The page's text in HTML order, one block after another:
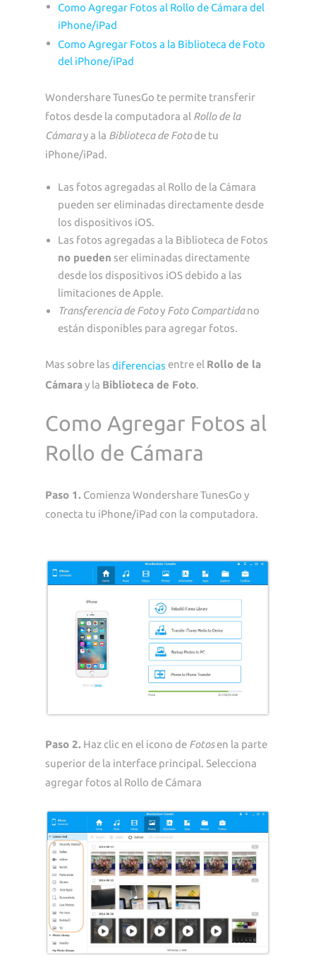
Como Agregar Fotos al Rollo de Cámara del
iPhone/iPad
Como Agregar Fotos a la Biblioteca de Foto
del iPhone/iPad
Wondershare TunesGo te permite transferir
fotos desde la computadora al Rollo de la
Cámaray a la Biblioteca de Fotode tu
iPhone/iPad.
Las fotos agregadas al Rollo de la Cámara
pueden ser eliminadas directamente desde
los dispositivos iOS.
Las fotos agregadas a la Biblioteca de Fotos
no pueden ser eliminadas directamente
desde los dispositivos iOS debido a las
limitaciones de Apple.
Transferencia de Fotoy Foto Compartidano
están disponibles para agregar fotos.
Mas sobre las diferencias entre el Rollo de la
Cámaray la Biblioteca de Foto.
Como Agregar Fotos al
Rollo de Cámara
Paso 1. Comienza Wondershare TunesGo y
conecta tu iPhone/iPad con la computadora.
Paso 2. Haz clic en el icono de Fotosen la parte
superior de la interface principal. Selecciona
agregar fotos al Rollo de Cámara